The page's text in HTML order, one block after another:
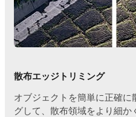
散布エッジトリミング
オブジェクトを簡単に正確
グして、散布領域をより細か